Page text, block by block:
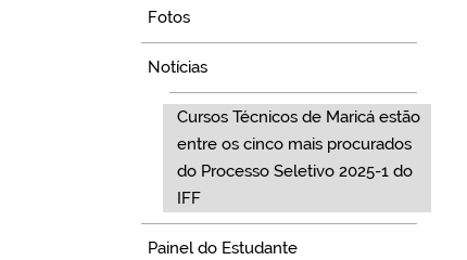
Fotos
Notícias
Cursos Técnicos de Maricá estão
entre os cinco mais procurados
do Processo Seletivo 2025-1 do
IFF
Painel do Estudante